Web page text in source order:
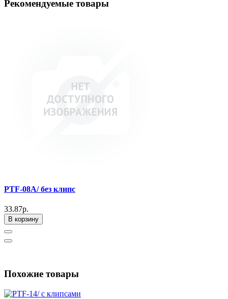
Рекомендуемые товары
PTF-08A/ без клипс
33.87р.
В корзину
Похожие товары